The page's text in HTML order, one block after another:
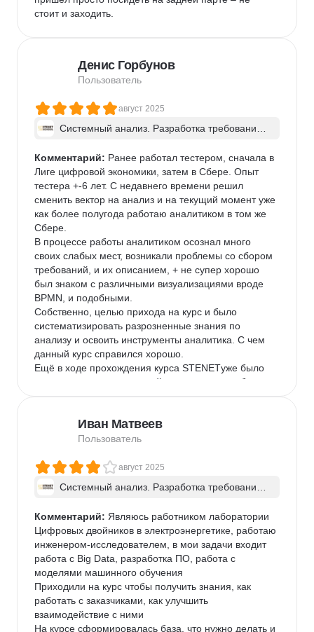
стоит и заходить.
Денис Горбунов
Пользователь
август 2025
Системный анализ. Разработка требований
нты - в группе
Комментарий: Ранее работал тестером, сначала в
Лиге цифровой экономики, затем в Сбере. Опыт
тестера +-6 лет. С недавнего времени решил
сменить вектор на анализ и на текущий момент уже
как более полугода работаю аналитиком в том же
Сбере.
В процессе работы аналитиком осознал много
своих слабых мест, возникали проблемы со сбором
требований, и их описанием, + не супер хорошо
был знаком с различными визуализациями вроде
BPMN, и подобными.
Собственно, целью прихода на курс и было
систематизировать разрозненные знания по
анализу и освоить инструменты аналитика. С чем
данный курс справился хорошо.
Ещё в ходе прохождения курса STENETуже было
заметно, что качество моей аналитики по рабочим
пользу визуализаций, что упростило ряд процессов,
например груминги задач. Поэтому, если подвести
удалось выполнить.
границы работы аналитика. Теперь осознал, что в
Мне самому курс посоветовал друг, с которым в
дальнейшем и проходили курс. И после
прохождения однозначно буду рекомендовать
STENETкак людям, которые только планируют
погружаться в системный анализ, так и тем, кто как
и я, уже являются начинающими аналитиками
В скором времени также планирую взять себе ещё
один курс STENETпо дизайну интеграции
Иван Матвеев
Пользователь
август 2025
Системный анализ. Разработка требований
нты - в группе
Комментарий: Являюсь работником лаборатории
Цифровых двойников в электроэнергетике, работаю
инженером-исследователем, в мои задачи входит
работа с Big Data, разработка ПО, работа с
моделями машинного обучения
Приходили на курс чтобы получить знания, как
работать с заказчиками, как улучшить
взаимодействие с ними
На курсе сформировалась база, что нужно делать и